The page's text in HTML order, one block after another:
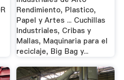
Rendimiento, Plastico,
Papel y Artes ... Cuchillas
Industriales, Cribas y
Mallas, Maquinaria para el
reciclaje, Big Bag y...